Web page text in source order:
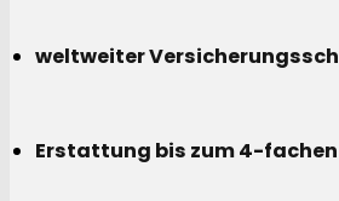
weltweiter
Erstattung bis zum 4-